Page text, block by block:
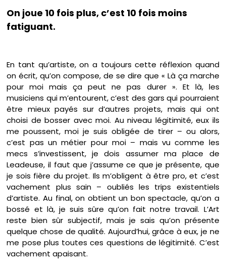
On joue 10 fois plus, c’est 10 fois moins
fatiguant.
En tant qu’artiste, on a toujours cette réflexion quand
on écrit, qu’on compose, de se dire que « Là ça marche
pour moi mais ça peut ne pas durer ». Et là, les
musiciens qui m’entourent, c’est des gars qui pourraient
être mieux payés sur d’autres projets, mais qui ont
choisi de bosser avec moi. Au niveau légitimité, eux ils
me poussent, moi je suis obligée de tirer – ou alors,
c’est pas un métier pour moi – mais vu comme les
mecs s’investissent, je dois assumer ma place de
Leadeuse, il faut que j’assume ce que je présente, que
je sois fière du projet. Ils m’obligent à être pro, et c’est
vachement plus sain – oubliés les trips existentiels
d’artiste. Au final, on obtient un bon spectacle, qu’on a
bossé et là, je suis sûre qu’on fait notre travail. L’Art
reste bien sûr subjectif, mais je sais qu’on présente
quelque chose de qualité. Aujourd’hui, grâce à eux, je ne
me pose plus toutes ces questions de légitimité. C’est
vachement apaisant.